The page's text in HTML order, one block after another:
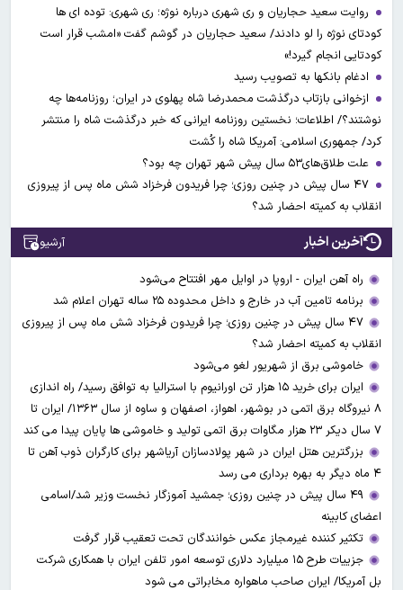
روایت سعید حجاریان و ری شهری درباره نوژه؛ ری شهری: توده ای ها
کودتای نوژه را لو دادند/ سعید حجاریان در گوشم گفت «امشب قرار است
کودتایی انجام گیرد!»
ادغام بانکها به تصویب رسید
ازخوانی بازتاب درگذشت محمدرضا شاه پهلوی در ایران؛ روزنامه‌ها چه
نوشتند؟/ اطلاعات؛ نخستین روزنامه ایرانی که خبر درگذشت شاه را منتشر
کرد/ جمهوری اسلامی: آمریکا شاه را کُشت
علت طلاق‌های۵۳ سال پیش شهر تهران چه بود؟
۴۷ سال پیش در چنین روزی؛ چرا فریدون فرخزاد شش ماه پس از پیروزی
انقلاب به کمیته احضار شد؟
آخرین اخبار آرشیو
راه آهن ایران - اروپا در اوایل مهر افتتاح می‌شود
برنامه تامین آب در خارج و داخل محدوده ۲۵ ساله تهران اعلام شد
۴۷ سال پیش در چنین روزی؛ چرا فریدون فرخزاد شش ماه پس از پیروزی
انقلاب به کمیته احضار شد؟
خاموشی برق از شهریور لغو می‌شود
ایران برای خرید ۱۵ هزار تن اورانیوم با استرالیا به توافق رسید/ راه اندازی
۸ نیروگاه برق اتمی در بوشهر، اهواز، اصفهان و ساوه از سال ۱۳۶۳/ ایران تا
۷ سال دیکر ۲۳ هزار مگاوات برق اتمی تولید و خاموشی ها پایان پیدا می کند
بزرگترین هتل ایران در شهر پولادسازان آریاشهر برای کارگران ذوب آهن تا
۴ ماه دیگر به بهره برداری می رسد
۴۹ سال پیش در چنین روزی؛ جمشید آموزگار نخست وزیر شد/اسامی
اعضای کابینه
تکثیر کننده غیرمجاز عکس خوانندگان تحت تعقیب قرار گرفت
جزییات طرح ۱۵ میلیارد دلاری توسعه امور تلفن ایران با همکاری شرکت
بل آمریکا/ ایران صاحب ماهواره مخابراتی می شود